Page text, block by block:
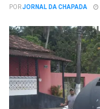
PORJORNAL DA CHAPADA